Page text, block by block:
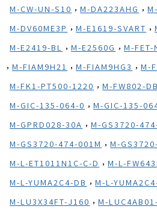
M-CW-UN-S10 , M-DA223AHG ,
M-DV60ME3P , M-E1619-SVART ,
M-E2419-BL , M-E2560G , M-
, M-FIAM9H21 , M-FIAM9HG3 , M-
M-FK1-PT500-1220 , M-FW802-DB
M-GIC-135-064-0 , M-GIC-135-
M-GPRD028-30A , M-GS3720-
M-GS3720-474-001M , M-
M-L-ET1011N1C-C-D , M-L-
M-L-YUMA2C4-DB , M-L-
M-LU3X34FT-J160 , M-